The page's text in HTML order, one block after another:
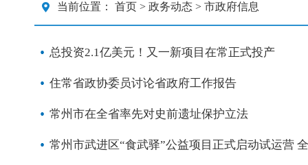
当前位置： 首页 > 政务动态 > 市政府信息
总投资2.1亿美元！又一新项目在常正式投产
住常省政协委员讨论省政府工作报告
常州市在全省率先对史前遗址保护立法
常州市武进区“食武驿”公益项目正式启动试运营